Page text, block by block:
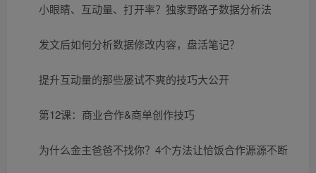
小眼睛、互动量、打开率？独家野路子数据分析法
发文后如何分析数据修改内容，盘活笔记？
提升互动量的那些屡试不爽的技巧大公开
第12课：商业合作&商单创作技巧
为什么金主爸爸不找你？4个方法让恰饭合作源源不断